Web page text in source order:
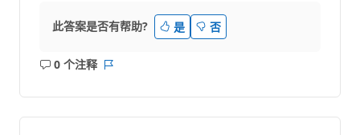
此答案是否有帮助? 是 否
0 个注释
无